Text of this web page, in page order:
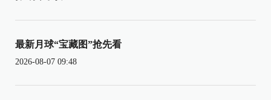
最新月球“宝藏图”抢先看
2026-08-07 09:48